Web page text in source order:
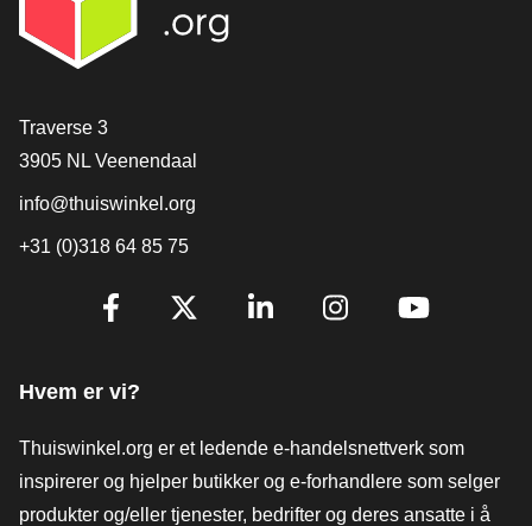
[_General:Contact]
Traverse 3
3905 NL Veenendaal
info@thuiswinkel.org
+31 (0)318 64 85 75
[_General:SocialMediaTitle]
Hvem er vi?
Thuiswinkel.org er et ledende e-handelsnettverk som
inspirerer og hjelper butikker og e-forhandlere som selger
produkter og/eller tjenester, bedrifter og deres ansatte i å